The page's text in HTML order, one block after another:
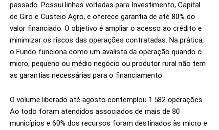
passado. Possui linhas voltadas para Investimento, Capital
de Giro e Custeio Agro, e oferece garantia de até 80% do
valor financiado. O objetivo é ampliar o acesso ao crédito e
minimizar os riscos das operações contratadas. Na prática,
o Fundo funciona como um avalista da operação quando o
micro, pequeno ou médio negócio ou produtor rural não tem
as garantias necessárias para o financiamento.
O volume liberado até agosto contemplou 1.582 operações.
Ao todo foram atendidos associados de mais de 80
municípios e 60% dos recursos foram destinados às micro e